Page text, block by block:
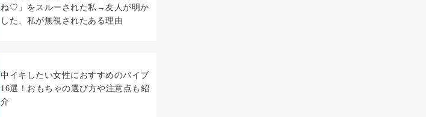
ね♡」をスルーされた私→友人が明か
した、私が無視されたある理由
中イキしたい女性におすすめのバイブ
16選！おもちゃの選び方や注意点も紹
介